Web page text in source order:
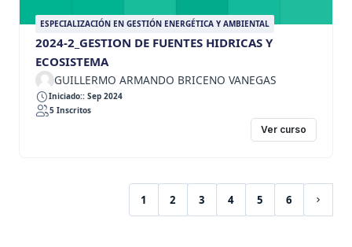
ESPECIALIZACIÓN EN GESTIÓN ENERGÉTICA Y AMBIENTAL
2024-2_GESTION DE FUENTES HIDRICAS Y
ECOSISTEMA
GUILLERMO ARMANDO BRICENO VANEGAS
Iniciado:: Sep 2024
5 Inscritos
Ver curso
1
(current)
2 3 4 5 6